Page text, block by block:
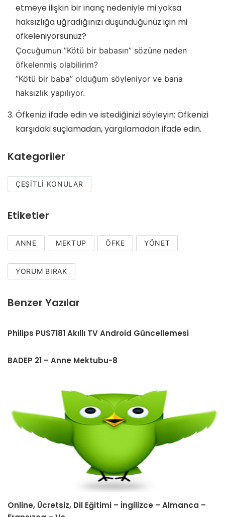
etmeye ilişkin bir inanç nedeniyle mi yoksa
haksızlığa uğradığınızı düşündüğünüz için mi
öfkeleniyorsunuz?
Çocuğumun ”Kötü bir babasın” sözüne neden
öfkelenmiş olabilirim?
”Kötü bir baba” olduğum söyleniyor ve bana
haksızlık yapılıyor.
Öfkenizi ifade edin ve istediğinizi söyleyin: Öfkenizi
karşıdaki suçlamadan, yargılamadan ifade edin.
Kategoriler
ÇEŞITLI KONULAR
Etiketler
ANNE MEKTUP ÖFKE YÖNET
YORUM BIRAK
Benzer Yazılar
Philips PUS7181 Akıllı TV Android Güncellemesi
BADEP 21 – Anne Mektubu-8
Online, Ücretsiz, Dil Eğitimi – İngilizce – Almanca –